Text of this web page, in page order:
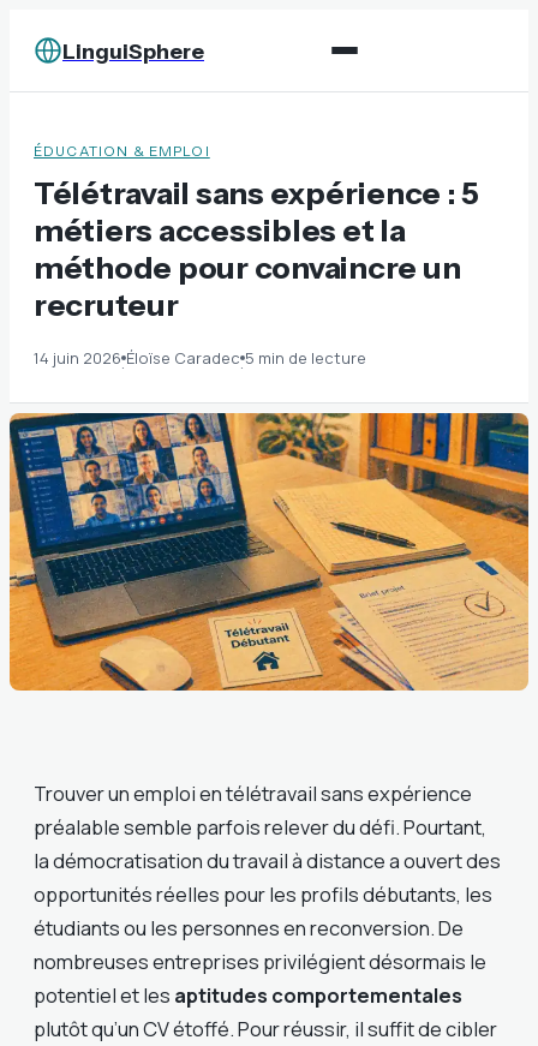
LinguiSphere
ÉDUCATION & EMPLOI
Télétravail sans expérience : 5
métiers accessibles et la
méthode pour convaincre un
recruteur
14 juin 2026·Éloïse Caradec·5 min de lecture
Trouver un emploi en télétravail sans expérience
préalable semble parfois relever du défi. Pourtant,
la démocratisation du travail à distance a ouvert des
opportunités réelles pour les profils débutants, les
étudiants ou les personnes en reconversion. De
nombreuses entreprises privilégient désormais le
potentiel et les aptitudes comportementales
plutôt qu’un CV étoffé. Pour réussir, il suffit de cibler